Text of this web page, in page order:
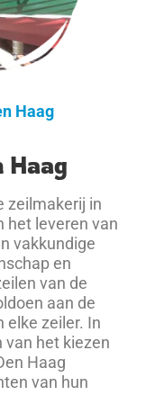
Haag
zeilmakerij in
het leveren van
vakkundige
en
van de
aan de
elke zeiler. In
van het kiezen
Haag
van hun